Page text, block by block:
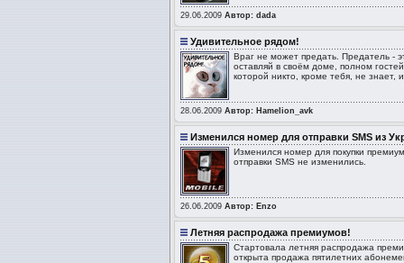
29.06.2009 Автор: dada
Удивительное рядом!
Враг не может предать. Предатель -
оставляй в своём доме, полном
которой никто, кроме тебя, не
28.06.2009 Автор: Hamelion_avk
Изменился номер для отправки SMS из
Изменился номер для покупки
отправки SMS не изменились.
26.06.2009 Автор: Enzo
Летняя распродажа премиумов!
Стартовала летняя распродажа
открыта продажа пятилетних